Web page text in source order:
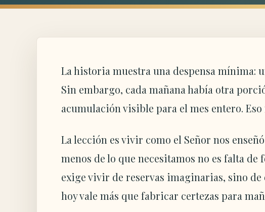
La historia muestra una despensa mínima:
Sin embargo, cada mañana había otra
acumulación visible para el mes entero.
La lección es vivir como el Señor nos
menos de lo que necesitamos no es falta de
exige vivir de reservas imaginarias, sino de
hoy vale más que fabricar certezas para